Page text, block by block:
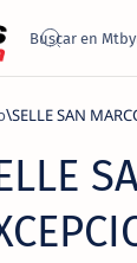
SELLE SAN